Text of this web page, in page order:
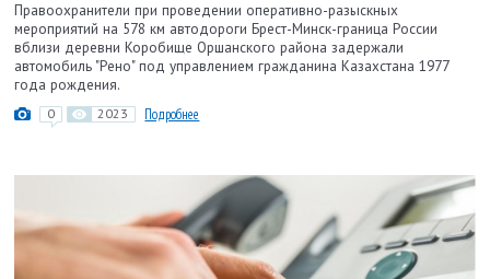
Правоохранители при проведении оперативно-разыскных
мероприятий на 578 км автодороги Брест-Минск-граница России
вблизи деревни Коробище Оршанского района задержали
автомобиль "Рено" под управлением гражданина Казахстана 1977
года рождения.
0 2023 Подробнее